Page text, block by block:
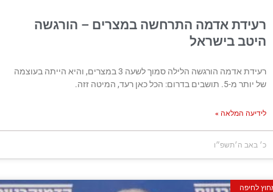
אדמה התרחשה במצרים – הורגשה
בישראל
רעידת אדמה הורגשה הלילה סמוך לשעה 3 במצרים, והיא הייתה בעוצמה
כאן רעד, המיטה זזה.
המלאה »
ה׳תשפ״ו